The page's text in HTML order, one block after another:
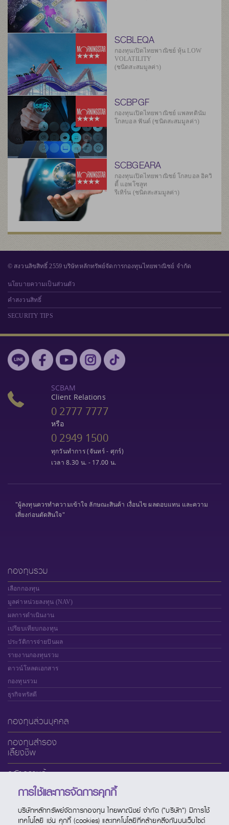
SCBLEQA
กองทุนเปิดไทยพาณิชย์ หุ้น LOW
VOLATILITY
(ชนิดสะสมมูลค่า)
SCBPGF
กองทุนเปิดไทยพาณิชย์ แพลทตินัม
โกลบอล ฟันด์ (ชนิดสะสมมูลค่า)
SCBGEARA
กองทุนเปิดไทยพาณิชย์ โกลบอล อิควิ
ตี้ แอพโซลูท
รีเทิร์น (ชนิดสะสมมูลค่า)
© สงวนลิขสิทธิ์ 2559 บริษัทหลักทรัพย์จัดการกองทุนไทยพาณิชย์ จำกัด
นโยบายความเป็นส่วนตัว
คำสงวนสิทธิ์
SECURITY TIPS
SCBAM
Client Relations
0 2777 7777
หรือ
0 2949 1500
ทุกวันทำการ (จันทร์ - ศุกร์)
เวลา 8.30 น. - 17.00 น.
"ผู้ลงทุนควรทำความเข้าใจ ลักษณะสินค้า เงื่อนไข ผลตอบแทน และความ
เสี่ยงก่อนตัดสินใจ"
กองทุนรวม
เลือกกองทุน
มูลค่าหน่วยลงทุน (NAV)
ผลการดำเนินงาน
เปรียบเทียบกองทุน
ประวัติการจ่ายปันผล
รายงานกองทุนรวม
ดาวน์โหลดเอกสาร
กองทุนรวม
ธุรกิจทรัสตี
กองทุนส่วนบุคคล
กองทุนสำรอง
เลี้ยงชีพ
คลังความรู้
เกี่ยวกับ SCBAM
บริการออนไลน์
การใช้และการจัดการคุกกี้
บริษัทหลักทรัพย์จัดการกองทุน ไทยพาณิชย์ จำกัด ("บริษัท") มีการใช้
เทคโนโลยี เช่น คุกกี้ (cookies) และเทคโนโลยีที่คล้ายคลึงกันบนเว็บไซต์